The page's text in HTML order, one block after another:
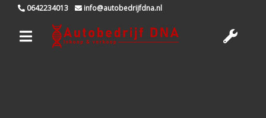
0642234013 info@autobedrijfdna.nl